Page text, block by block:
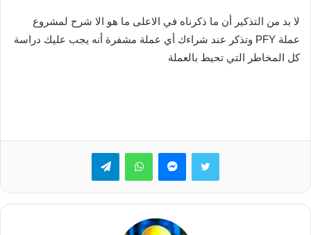
لا بد من التذكير أن ما ذكرناه في الاعلى ما هو الا شرح لمشروع
عملة PFY وتذكر عند شراءك أي عملة مشفرة أنه يجب عليك دراسة
كل المخاطر التي تحيط بالعملة
تويتر ماسنجرواتساب تيلقرام